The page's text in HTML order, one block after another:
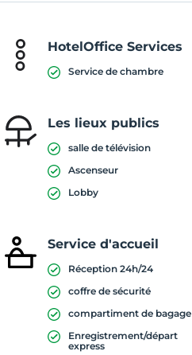
HotelOffice Services
Service de chambre
Les lieux publics
salle de télévision
Ascenseur
Lobby
Service d'accueil
Réception 24h/24
coffre de sécurité
compartiment de bagage
Enregistrement/départ
express